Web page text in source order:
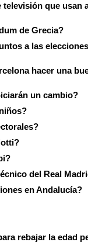
que usan
de Grecia?
a las elecciones
hacer una
un cambio?
del Real
en Andalucía?
rebajar la edad